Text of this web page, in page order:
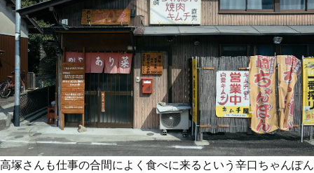
高塚さんも仕事の合間によく食べに来るという辛口ちゃんぽん